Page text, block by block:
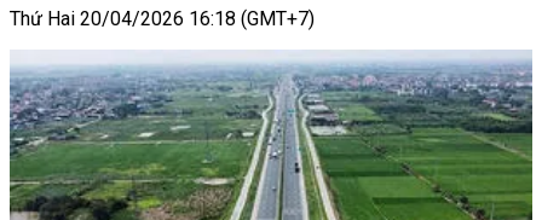
Thứ Hai 20/04/2026 16:18 (GMT+7)